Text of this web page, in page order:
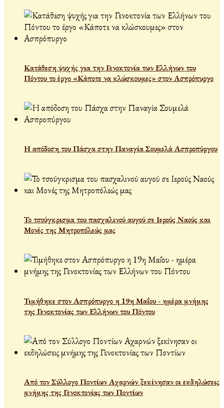
Κατάθεση ψυχής για την Γενοκτονία των Ελλήνων του
Πόντου το έργο «Κάποτε να κλώσκουμες» στον Ασπρόπυργο
Η απόδοση του Πάσχα στην Παναγία Σουμελά Ασπροπύργου
Το τσούγκρισμα του πασχαλινού αυγού σε Ιερούς Ναούς και
Μονές της Μητροπόλεώς μας
Τιμήθηκε στον Ασπρόπυργο η 19η Μαΐου - ημέρα μνήμης
της Γενοκτονίας των Ελλήνων του Πόντου
Από τον Σύλλογο Ποντίων Αχαρνών ξεκίνησαν οι εκδηλώσεις
μνήμης της Γενοκτονίας των Ποντίων